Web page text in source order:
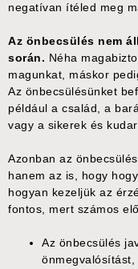
negatívan ítéled meg
Az önbecsülés nem
során. Néha
magunkat, máskor
Az önbecsülésünket
például a család, a
vagy a sikerek és
Azonban az
hanem az is, hogy
hogyan kezeljük az
fontos, mert számos
Az önbecsülés